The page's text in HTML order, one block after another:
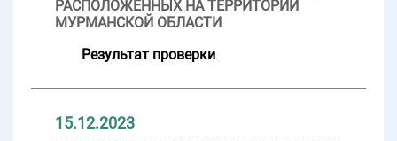
РАСПОЛОЖЕННЫХ НА ТЕРРИТОРИИ
МУРМАНСКОЙ ОБЛАСТИ
Результат проверки
15.12.2023